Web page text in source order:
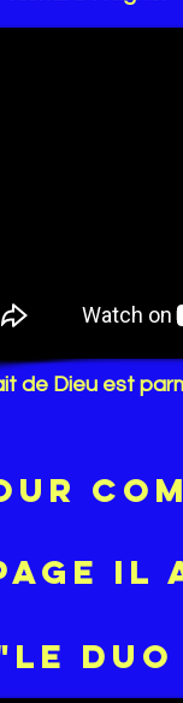
de Dieu est
il